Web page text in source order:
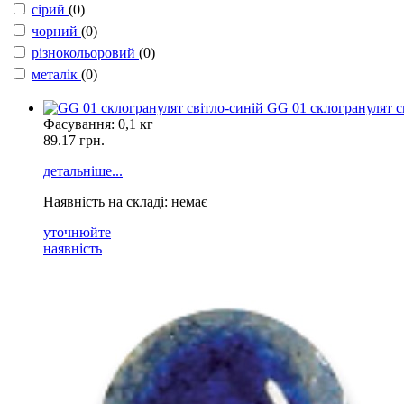
сірий (0)
чорний (0)
різнокольоровий (0)
металік (0)
GG 01 склогранулят
Фасування: 0,1 кг
89.17 грн.
детальніше...
Наявність на складі: немає
уточнюйте
наявність